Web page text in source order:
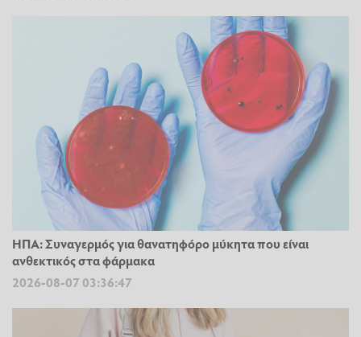
ΗΠΑ: Συναγερμός για θανατηφόρο μύκητα που είναι
ανθεκτικός στα φάρμακα
2026-08-07 03:36:47